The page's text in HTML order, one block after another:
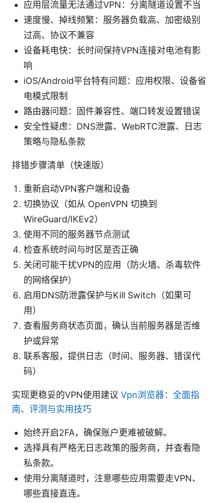
应用层流量无法通过VPN：分离隧道设置不当
速度慢、掉线频繁：服务器负载高、加密级别
过高、协议不兼容
设备耗电快：长时间保持VPN连接对电池有影
响
iOS/Android平台特有问题：应用权限、设备省
电模式限制
路由器问题：固件兼容性、端口转发设置错误
安全性疑虑：DNS泄露、WebRTC泄露、日志
策略与隐私条款
排错步骤清单（快速版）
重新启动VPN客户端和设备
切换协议（如从 OpenVPN 切换到
WireGuard/IKEv2）
使用不同的服务器节点测试
检查系统时间与时区是否正确
关闭可能干扰VPN的应用（防火墙、杀毒软件
的网络保护）
启用DNS防泄露保护与Kill Switch（如果可
用）
查看服务商状态页面，确认当前服务器是否维
护或异常
联系客服，提供日志（时间、服务器、错误代
码）
实现更稳妥的VPN使用建议 Vpn浏览器：全面指
南、评测与实用技巧
始终开启2FA，确保账户更难被破解。
选择具有严格无日志政策的服务商，并查看隐
私条款。
使用分离隧道时，注意哪些应用需要走VPN、
哪些直接直连。